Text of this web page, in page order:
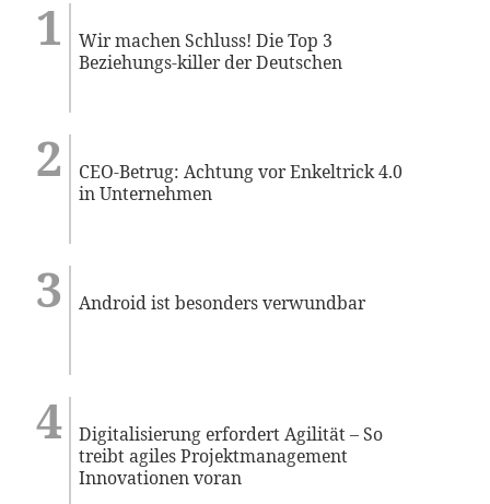
Wir machen Schluss! Die Top 3
Beziehungs-killer der Deutschen
CEO-Betrug: Achtung vor Enkeltrick 4.0
in Unternehmen
Android ist besonders verwundbar
Digitalisierung erfordert Agilität – So
treibt agiles Projektmanagement
Innovationen voran